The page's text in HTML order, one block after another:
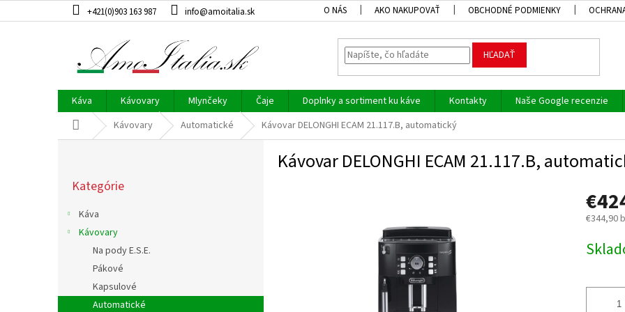
na
+421(0)903 163 987 info@amoitalia.sk O NÁS AKO NAKUPOVAŤ OBCHODNÉ PODMIENKY
HĽADAŤ
Káva Kávovary Mlynčeky Čaje Doplnky a sortiment ku káve Kontakty Naše Google recenzie
DomovKávovary Automatické Kávovar DELONGHI ECAM 21.117.B, automatický
kategórie
Kategórie
Káva
Kávovary
Na pody E.S.E.
Pákové
Kapsulové
Automatické
Kávovar DELONGHI ECAM 21.117.B,
€344,90
cena: